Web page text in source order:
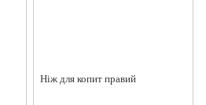
Ніж для копит правий